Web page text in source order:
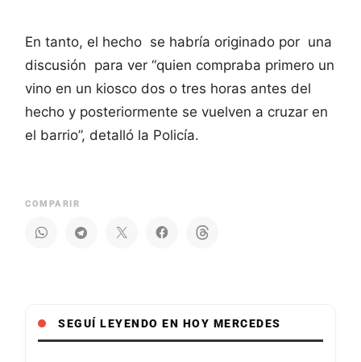
En tanto, el hecho se habría originado por una
discusión para ver “quien compraba primero un
vino en un kiosco dos o tres horas antes del
hecho y posteriormente se vuelven a cruzar en
el barrio”, detalló la Policía.
COMPARIR
SEGUÍ LEYENDO EN HOY MERCEDES